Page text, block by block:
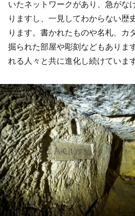
いたネットワークがあり、急がな
りますし、一見してわからない歴
ります。書かれたものや名札、カ
掘られた部屋や彫刻などもありま
れる人々と共に進化し続けています